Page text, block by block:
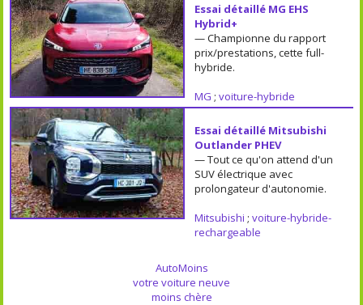
Essai détaillé MG EHS
Hybrid+
— Championne du rapport
prix/prestations, cette full-
hybride.
MG ; voiture-hybride
Essai détaillé Mitsubishi
Outlander PHEV
— Tout ce qu'on attend d'un
SUV électrique avec
prolongateur d'autonomie.
Mitsubishi ; voiture-hybride-
rechargeable
AutoMoins
votre voiture neuve
moins chère